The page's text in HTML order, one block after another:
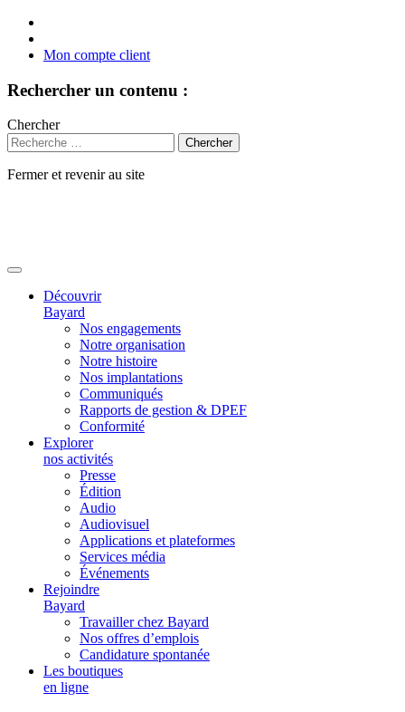
Mon compte client
Rechercher un contenu :
Chercher
Fermer et revenir au site
Découvrir
Bayard
Nos engagements
Notre organisation
Notre histoire
Nos implantations
Communiqués
Rapports de gestion & DPEF
Conformité
Explorer
nos activités
Presse
Édition
Audio
Audiovisuel
Applications et plateformes
Services média
Événements
Rejoindre
Bayard
Travailler chez Bayard
Nos offres d’emplois
Candidature spontanée
Les boutiques
en ligne